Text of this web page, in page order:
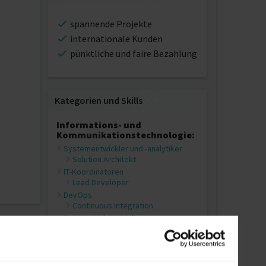
spannende Projekte
internationale Kunden
pünktliche und faire Bezahlung
Kategorien und Skills
Informations- und
Kommunikationstechnologie:
Systementwickler und -analytiker
Solution Architekt
IT-Koordinatoren
Lead Developer
DevOps
Continuous Integration
Berater und Spezialisten